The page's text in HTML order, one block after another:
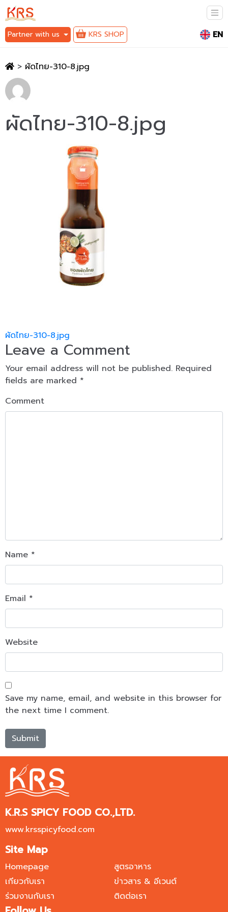
Partner with us KRS SHOP EN
> ผัดไทย-310-8.jpg
ผัดไทย-310-8.jpg
Post navigation
ผัดไทย-310-8.jpg
Leave a Comment
Your email address will not be published. Required
fields are marked *
Comment
Name *
Email *
Website
Save my name, email, and website in this browser for
the next time I comment.
K.R.S SPICY FOOD CO.,LTD.
www.krsspicyfood.com
Site Map
Homepage
สูตรอาหาร
เกียวกับเรา
ข่าวสาร & อีเวนต์
ร่วมงานกับเรา
ติดต่อเรา